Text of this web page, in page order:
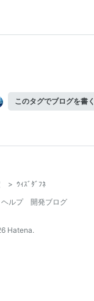
このタグでブログを書く
> ｳｨｽﾞﾀﾞﾌﾈ
ヘルプ
開発ブログ
Hatena.